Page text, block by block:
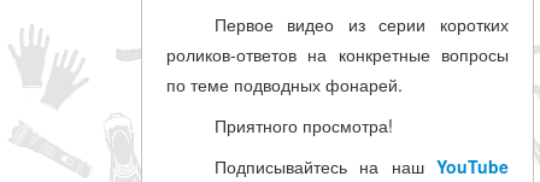
Первое видео из серии коротких
роликов-ответов на конкретные вопросы
по теме подводных фонарей.
Приятного просмотра!
Подписывайтесь на наш YouTube